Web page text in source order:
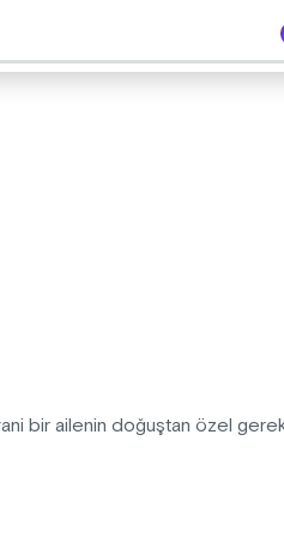
bir ailenin doğuştan özel